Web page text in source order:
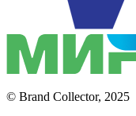
© Brand Collector, 2025